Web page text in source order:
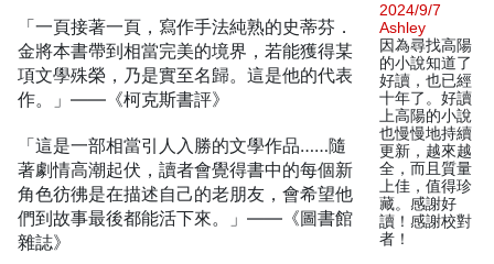
「一頁接著一頁，寫作手法純熟的史蒂芬．
金將本書帶到相當完美的境界，若能獲得某
項文學殊榮，乃是實至名歸。這是他的代表
作。」——《柯克斯書評》
「這是一部相當引人入勝的文學作品……隨
著劇情高潮起伏，讀者會覺得書中的每個新
角色彷彿是在描述自己的老朋友，會希望他
們到故事最後都能活下來。」——《圖書館
雜誌》
2024/9/7
Ashley
因為尋找高陽
的小說知道了
好讀，也已經
十年了。好讀
上高陽的小說
也慢慢地持續
更新，越來越
全，而且質量
上佳，值得珍
藏。感謝好
讀！感謝校對
者！